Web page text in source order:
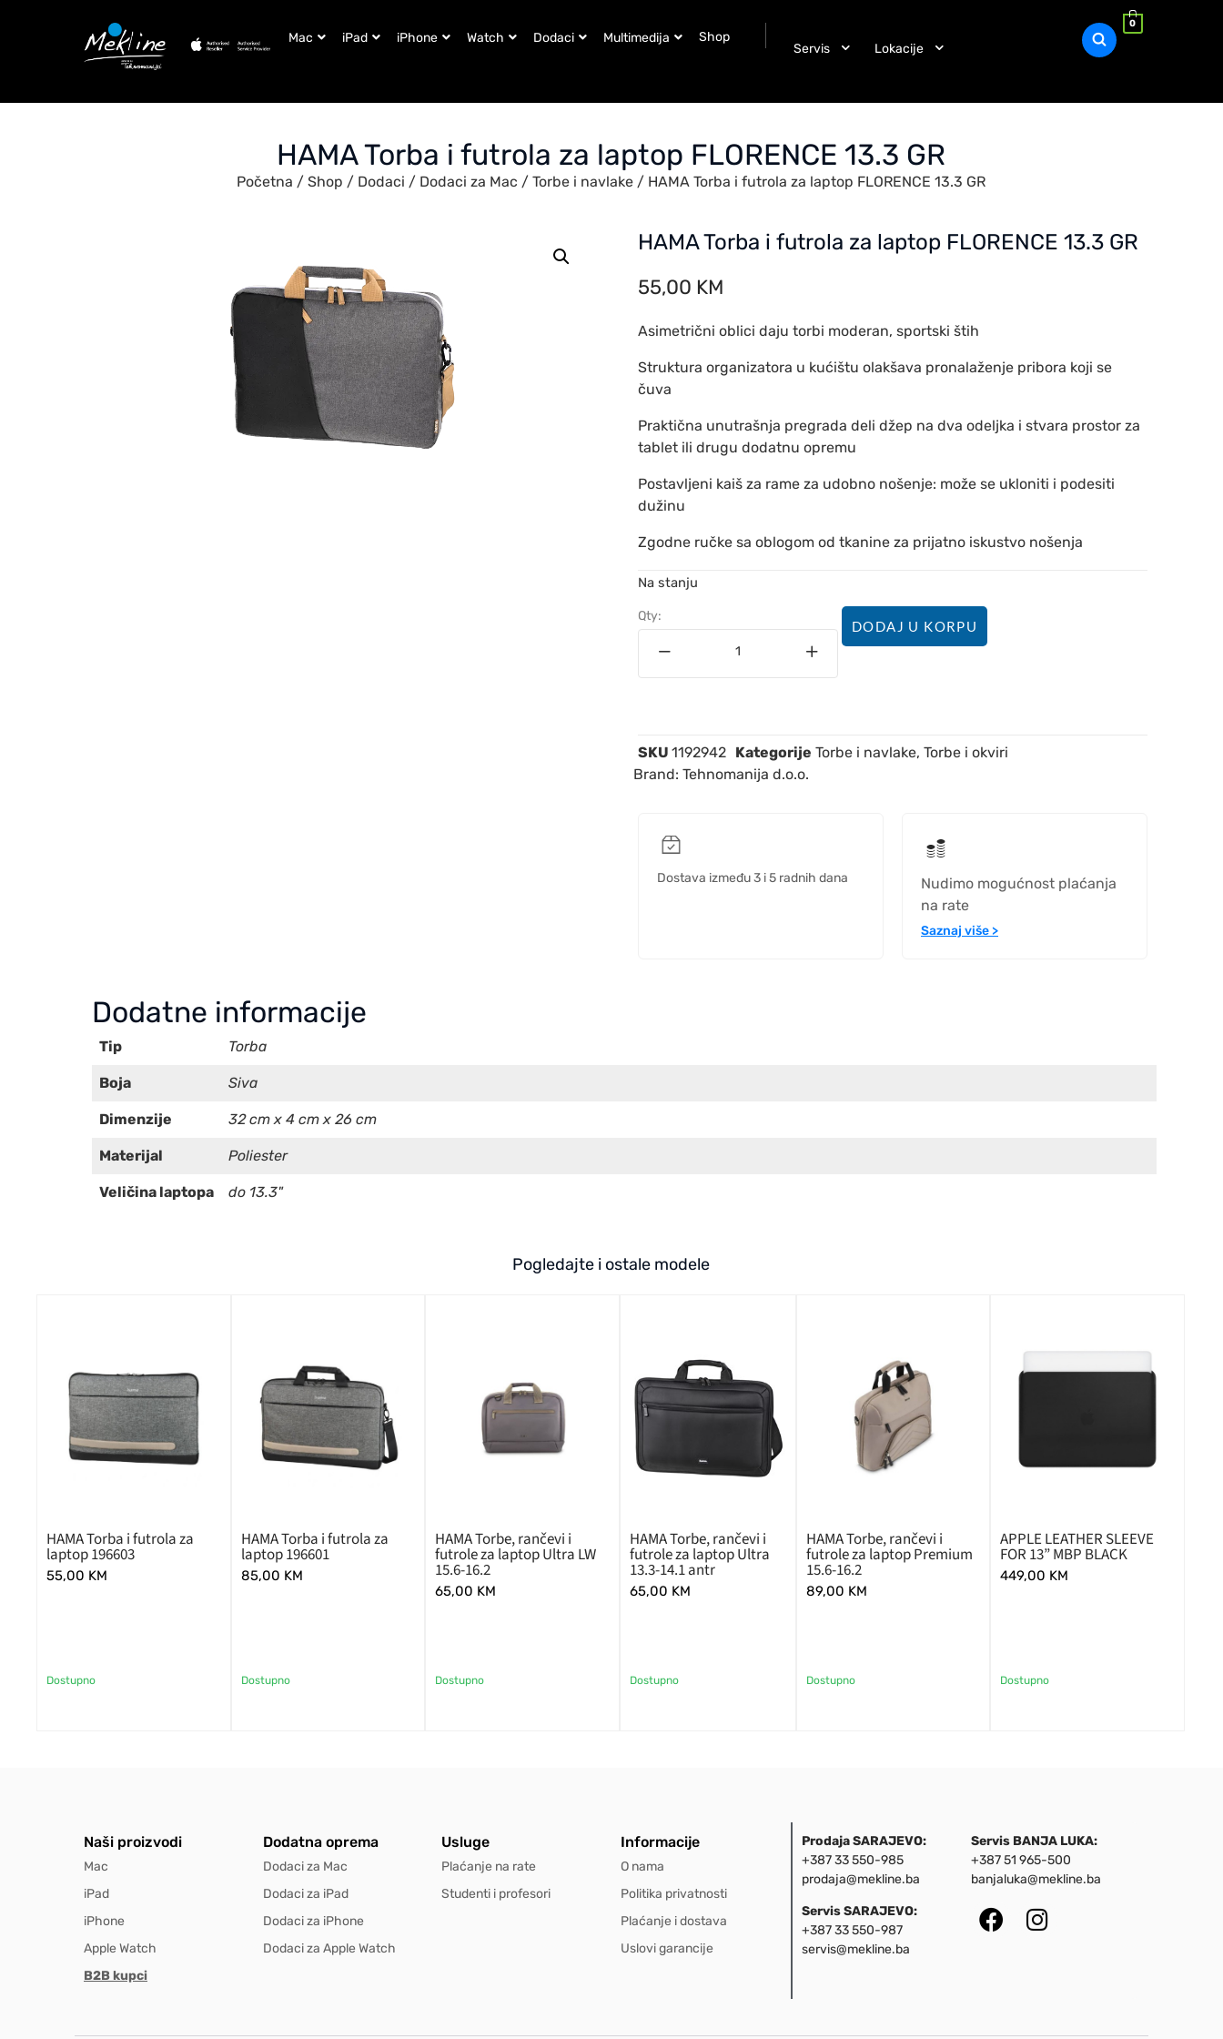
Mac iPad iPhone Watch Dodaci Multimedija Shop
Servis Lokacije
0
HAMA Torba i futrola za laptop FLORENCE 13.3 GR
Početna / Shop / Dodaci / Dodaci za Mac / Torbe i navlake/ HAMA Torba i futrola za laptop FLORENCE 13.3 GR
HAMA Torba i futrola za laptop FLORENCE 13.3 GR
55,00 KM
Asimetrični oblici daju torbi moderan, sportski štih
Struktura organizatora u kućištu olakšava pronalaženje pribora koji se
čuva
Praktična unutrašnja pregrada deli džep na dva odeljka i stvara prostor za
tablet ili drugu dodatnu opremu
Postavljeni kaiš za rame za udobno nošenje: može se ukloniti i podesiti
dužinu
Zgodne ručke sa oblogom od tkanine za prijatno iskustvo nošenja
Na stanju
Qty:
DODAJ U KORPU
SKU 1192942 Kategorije Torbe i navlake, Torbe i okviri
Brand: Tehnomanija d.o.o.
Dostava između 3 i 5 radnih dana
Nudimo mogućnost plaćanja
na rate
Saznaj više >
Dodatne informacije
Tip Torba
Boja Siva
Dimenzije 32 cm x 4 cm x 26 cm
Materijal Poliester
Veličina laptopa do 13.3"
Pogledajte i ostale modele
HAMA Torba i futrola za
laptop 196603
55,00 KM
Dostupno
HAMA Torba i futrola za
laptop 196601
85,00 KM
Dostupno
HAMA Torbe, rančevi i
futrole za laptop Ultra LW
15.6-16.2
65,00 KM
Dostupno
HAMA Torbe, rančevi i
futrole za laptop Ultra
13.3-14.1 antr
65,00 KM
Dostupno
HAMA Torbe, rančevi i
futrole za laptop Premium
15.6-16.2
89,00 KM
Dostupno
APPLE LEATHER SLEEVE
FOR 13” MBP BLACK
449,00 KM
Dostupno
Naši proizvodi
Mac
iPad
iPhone
Apple Watch
B2B kupci
Dodatna oprema
Dodaci za Mac
Dodaci za iPad
Dodaci za iPhone
Dodaci za Apple Watch
Usluge
Plaćanje na rate
Studenti i profesori
Informacije
O nama
Politika privatnosti
Plaćanje i dostava
Uslovi garancije
Prodaja SARAJEVO:
+387 33 550-985
prodaja@mekline.ba
Servis SARAJEVO:
+387 33 550-987
servis@mekline.ba
Servis BANJA LUKA:
+387 51 965-500
banjaluka@mekline.ba